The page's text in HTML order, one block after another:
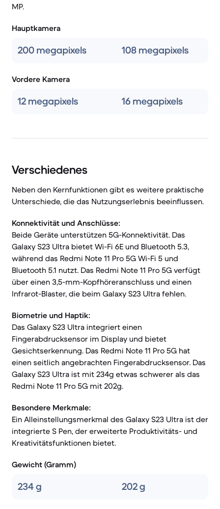
MP.
Hauptkamera
200 megapixels 108 megapixels
Vordere Kamera
12 megapixels 16 megapixels
Verschiedenes
Neben den Kernfunktionen gibt es weitere praktische
Unterschiede, die das Nutzungserlebnis beeinflussen.
Konnektivität und Anschlüsse:
Beide Geräte unterstützen 5G-Konnektivität. Das
Galaxy S23 Ultra bietet Wi-Fi 6E und Bluetooth 5.3,
während das Redmi Note 11 Pro 5G Wi-Fi 5 und
Bluetooth 5.1 nutzt. Das Redmi Note 11 Pro 5G verfügt
über einen 3,5-mm-Kopfhöreranschluss und einen
Infrarot-Blaster, die beim Galaxy S23 Ultra fehlen.
Biometrie und Haptik:
Das Galaxy S23 Ultra integriert einen
Fingerabdrucksensor im Display und bietet
Gesichtserkennung. Das Redmi Note 11 Pro 5G hat
einen seitlich angebrachten Fingerabdrucksensor. Das
Galaxy S23 Ultra ist mit 234g etwas schwerer als das
Redmi Note 11 Pro 5G mit 202g.
Besondere Merkmale:
Ein Alleinstellungsmerkmal des Galaxy S23 Ultra ist der
integrierte S Pen, der erweiterte Produktivitäts- und
Kreativitätsfunktionen bietet.
Gewicht (Gramm)
234 g 202 g